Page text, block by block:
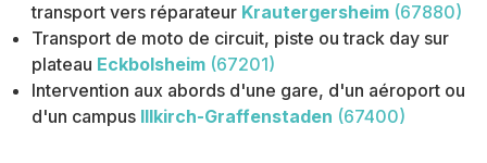
transport vers réparateur Krautergersheim (67880)
Transport de moto de circuit, piste ou track day sur
plateau Eckbolsheim (67201)
Intervention aux abords d'une gare, d'un aéroport ou
d'un campus Illkirch-Graffenstaden (67400)